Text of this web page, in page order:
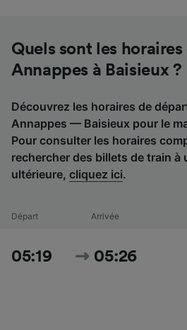
Quels sont les
Annappes à Baisieux ?
Découvrez les horaires de
Annappes — Baisieux pour le
Pour consulter les horaires
rechercher des billets de train à
ultérieure, cliquez ici.
Départ Arrivée
05:19 05:26